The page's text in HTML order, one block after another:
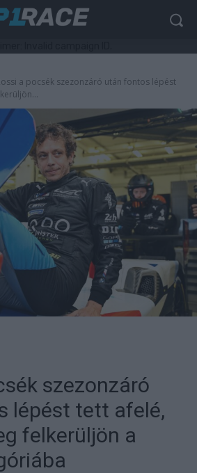
a pocsék szezonzáró után fontos lépést
szezonzáró
lépést tett afelé,
felkerüljön a